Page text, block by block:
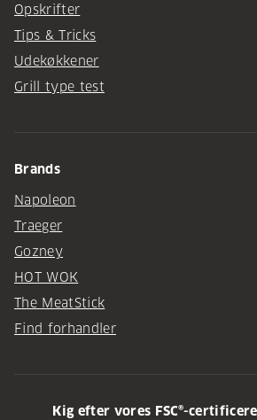
Opskrifter
Tips & Tricks
Udekøkkener
Grill type test
Brands
Napoleon
Traeger
Gozney
HOT WOK
The MeatStick
Find forhandler
Kig efter vores FSC®-